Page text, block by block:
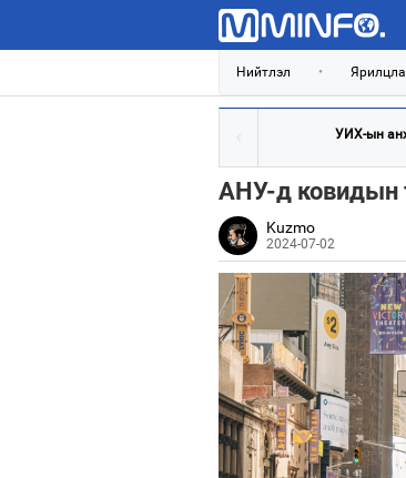
Нийтлэл •
УИХ-ын
АНУ-д ковидын
Kuzmo
2024-07-02